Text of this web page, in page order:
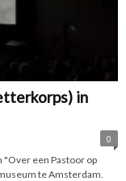
in
0
een Pastoor op
te Amsterdam.